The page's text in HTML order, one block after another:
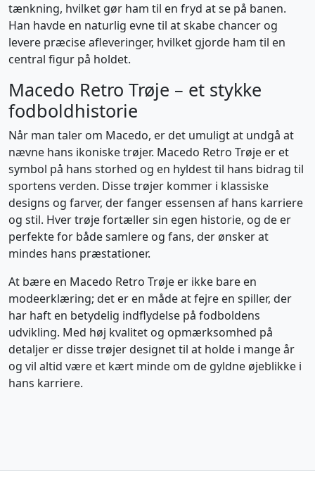
tænkning, hvilket gør ham til en fryd at se på banen.
Han havde en naturlig evne til at skabe chancer og
levere præcise afleveringer, hvilket gjorde ham til en
central figur på holdet.
Macedo Retro Trøje – et stykke
fodboldhistorie
Når man taler om Macedo, er det umuligt at undgå at
nævne hans ikoniske trøjer. Macedo Retro Trøje er et
symbol på hans storhed og en hyldest til hans bidrag til
sportens verden. Disse trøjer kommer i klassiske
designs og farver, der fanger essensen af hans karriere
og stil. Hver trøje fortæller sin egen historie, og de er
perfekte for både samlere og fans, der ønsker at
mindes hans præstationer.
At bære en Macedo Retro Trøje er ikke bare en
modeerklæring; det er en måde at fejre en spiller, der
har haft en betydelig indflydelse på fodboldens
udvikling. Med høj kvalitet og opmærksomhed på
detaljer er disse trøjer designet til at holde i mange år
og vil altid være et kært minde om de gyldne øjeblikke i
hans karriere.